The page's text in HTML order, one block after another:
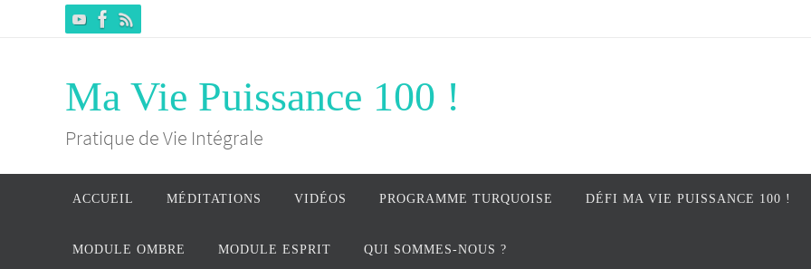
Ma Vie Puissance 100 !
Pratique de Vie Intégrale
ACCUEIL MÉDITATIONS VIDÉOS PROGRAMME TURQUOISE DÉFI MA VIE PUISSANCE 100 !
MODULE OMBRE MODULE ESPRIT QUI SOMMES-NOUS ?